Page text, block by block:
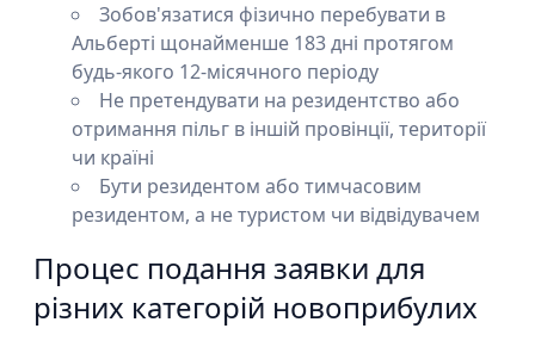
Зобов'язатися фізично перебувати в
Альберті щонайменше 183 дні протягом
будь-якого 12-місячного періоду
Не претендувати на резидентство або
отримання пільг в іншій провінції, території
чи країні
Бути резидентом або тимчасовим
резидентом, а не туристом чи відвідувачем
Процес подання заявки для
різних категорій новоприбулих